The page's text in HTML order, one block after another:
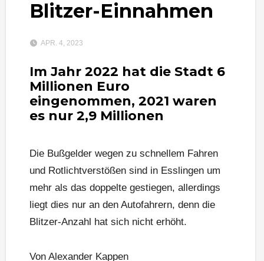
Blitzer-Einnahmen
APR. 4, 2023
Im Jahr 2022 hat die Stadt 6
Millionen Euro
eingenommen, 2021 waren
es nur 2,9 Millionen
Die Bußgelder wegen zu schnellem Fahren
und Rotlichtverstößen sind in Esslingen um
mehr als das doppelte gestiegen, allerdings
liegt dies nur an den Autofahrern, denn die
Blitzer-Anzahl hat sich nicht erhöht.
Von Alexander Kappen